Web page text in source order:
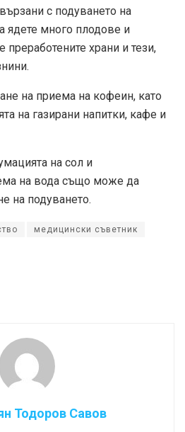
с подуването на
ядете много плодове и
преработените храни и тези,
на приема на кофеин, като
на газирани напитки, кафе и
на сол и
на вода също може да
на подуването.
медицински съветник
Тодоров Савов